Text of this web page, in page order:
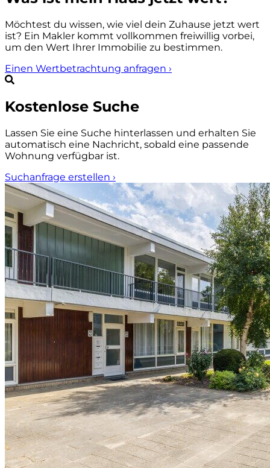
Möchtest du wissen, wie viel dein Zuhause jetzt wert
ist? Ein Makler kommt vollkommen freiwillig vorbei,
um den Wert Ihrer Immobilie zu bestimmen.
Einen Wertbetrachtung anfragen ›
Kostenlose Suche
Lassen Sie eine Suche hinterlassen und erhalten Sie
automatisch eine Nachricht, sobald eine passende
Wohnung verfügbar ist.
Suchanfrage erstellen ›